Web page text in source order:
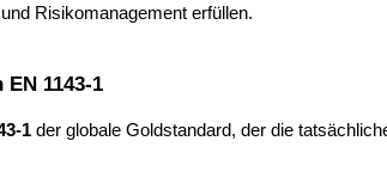
Risikomanagement erfüllen.
1143-1
1der globale Goldstandard, der die